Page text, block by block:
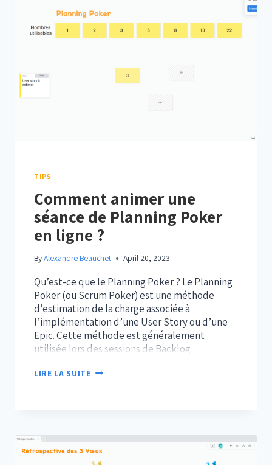
TIPS
Comment animer une
séance de Planning Poker
en ligne ?
ByAlexandre Beauchet April 20, 2023
Qu’est-ce que le Planning Poker ? Le Planning
Poker (ou Scrum Poker) est une méthode
d’estimation de la charge associée à
l’implémentation d’une User Story ou d’une
Epic. Cette méthode est généralement
utilisée lors des sessions de Backlog
préparation de la session de Sprint Planning,
LIRE LA SUITECOMMENT
EN